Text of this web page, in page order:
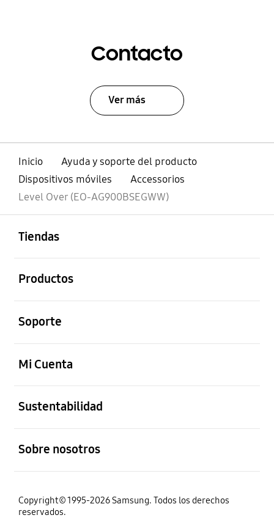
Contacto
Ver más
Inicio
Ayuda y soporte del producto
Dispositivos móviles
Accessorios
Level Over (EO-AG900BSEGWW)
Tiendas
Productos
Soporte
Mi Cuenta
Sustentabilidad
Sobre nosotros
Copyright© 1995-2026 Samsung. Todos los derechos
reservados.